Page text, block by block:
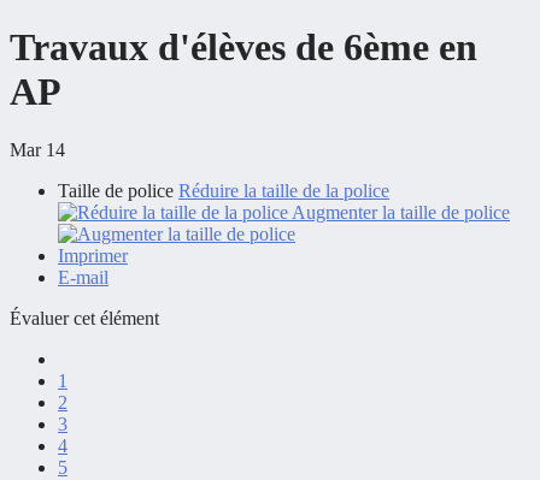
Travaux d'élèves de 6ème en
AP
Mar 14
Taille de police Réduire la taille de la police
Augmenter la taille de police
Imprimer
E-mail
Évaluer cet élément
1
2
3
4
5